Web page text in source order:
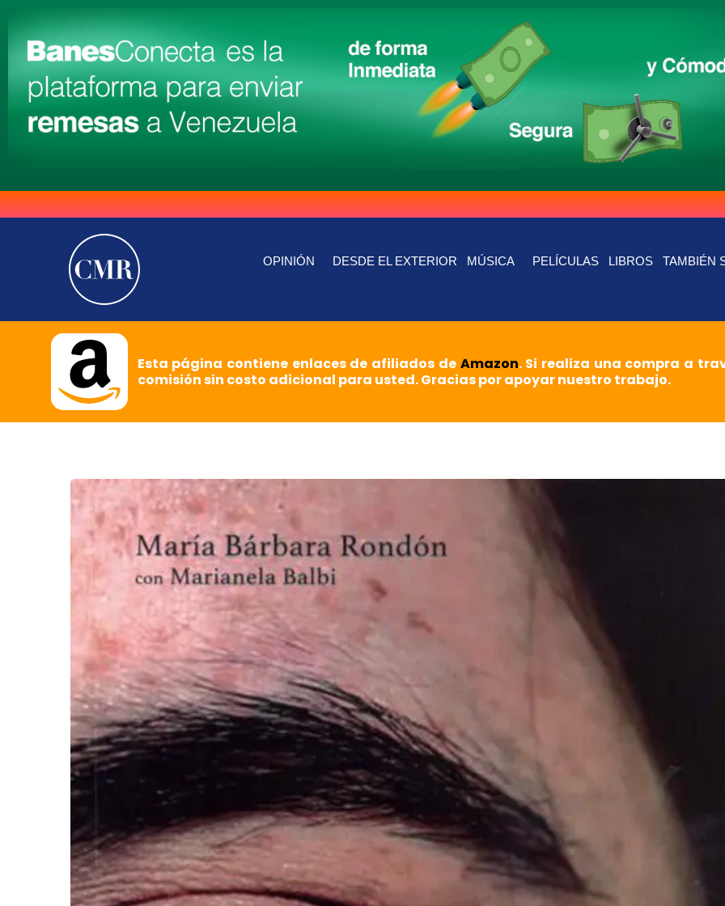
OPINIÓN DESDE EL EXTERIOR MÚSICA PELÍCULAS LIBROS TAMBIÉN
Esta página contiene enlaces de afiliados de Amazon. Si realiza una compra a
comisión sin costo adicional para usted. Gracias por apoyar nuestro trabajo.